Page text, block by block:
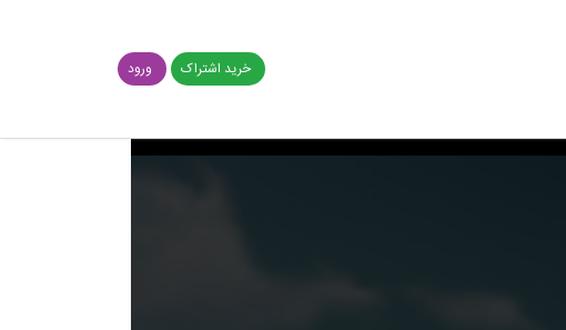
خرید اشتراک
ورود